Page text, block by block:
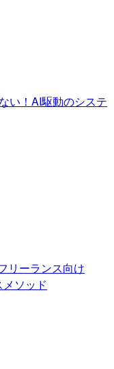
い！AI駆動のシステ
リーランス向け
メソッド